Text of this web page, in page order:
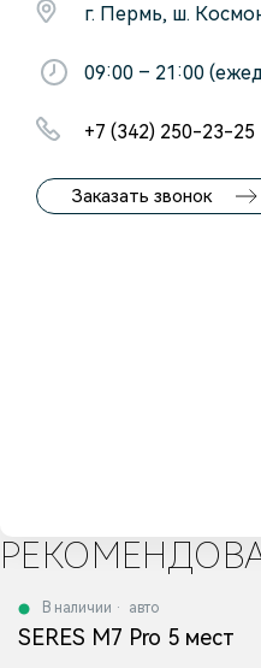
г. Пермь, ш.
09:00 – 21:00
+7 (342) 250-23-25
Заказать звонок
В наличии · авто
SERES M7 Pro 5 мест